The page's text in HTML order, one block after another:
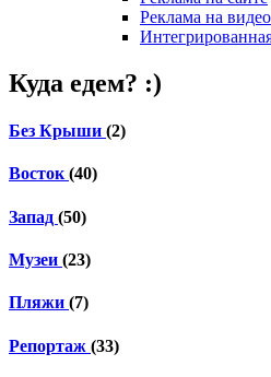
Реклама на видео
Куда едем? :)
Без Крыши (2)
Восток(40)
Запад (50)
Музеи (23)
Пляжи (7)
Репортаж (33)